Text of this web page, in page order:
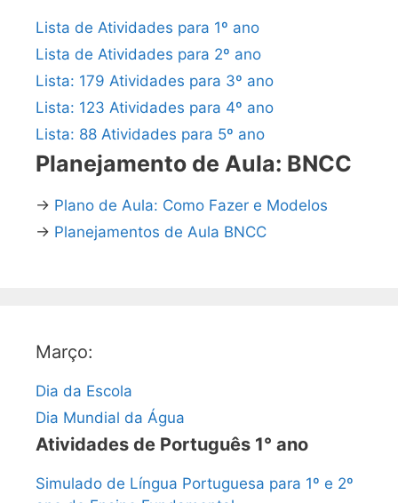
Lista de Atividades para 1º ano
Lista de Atividades para 2º ano
Lista: 179 Atividades para 3º ano
Lista: 123 Atividades para 4º ano
Lista: 88 Atividades para 5º ano
Planejamento de Aula: BNCC
→ Plano de Aula: Como Fazer e Modelos
→ Planejamentos de Aula BNCC
Março:
Dia da Escola
Dia Mundial da Água
Atividades de Português 1° ano
Simulado de Língua Portuguesa para 1º e 2º